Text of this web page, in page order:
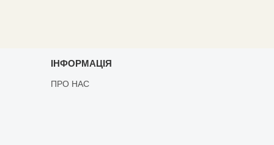
ІНФОРМАЦІЯ
ПРО НАС